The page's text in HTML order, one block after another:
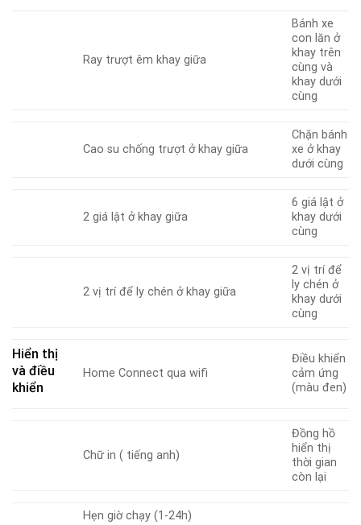
Ray trượt êm khay giữa
Bánh xe
con lăn ở
khay trên
cùng và
khay dưới
cùng
Cao su chống trượt ở khay giữa
Chặn bánh
xe ở khay
dưới cùng
2 giá lật ở khay giữa
6 giá lật ở
khay dưới
cùng
2 vị trí để ly chén ở khay giữa
2 vị trí để
ly chén ở
khay dưới
cùng
Hiển thị
và điều
khiển
Home Connect qua wifi
Điều khiển
cảm ứng
(màu đen)
Chữ in ( tiếng anh)
Đồng hồ
hiển thị
thời gian
còn lại
Hẹn giờ chạy (1-24h)